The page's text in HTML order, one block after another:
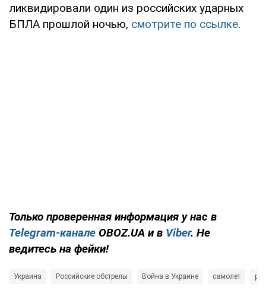
ликвидировали один из российских ударных
БПЛА прошлой ночью, смотрите по ссылке.
Только проверенная информация у нас в
Telegram-канале OBOZ.UA и в Viber. Не
ведитесь на фейки!
Украина Российские обстрелы Война в Украине самолет